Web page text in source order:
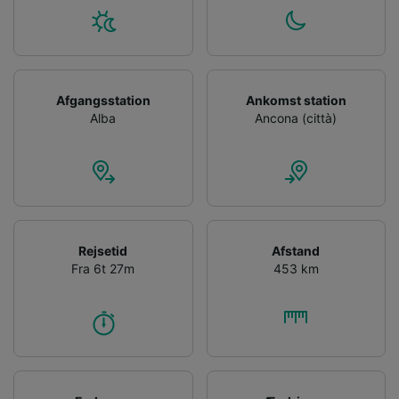
Afgangsstation
Alba
Ankomst station
Ancona (città)
Rejsetid
Fra 6t 27m
Afstand
453 km